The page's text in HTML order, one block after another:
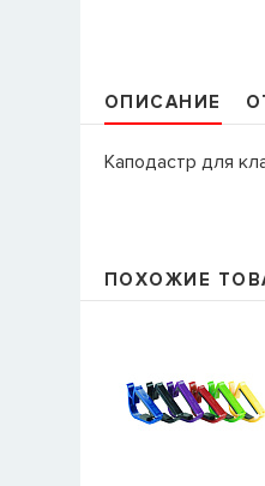
ОПИСАНИЕ
Каподастр для
ПОХОЖИЕ